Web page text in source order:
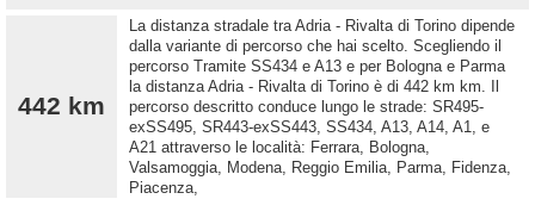
442 km
La distanza stradale tra Adria - Rivalta di Torino dipende
dalla variante di percorso che hai scelto. Scegliendo il
percorso Tramite SS434 e A13 e per Bologna e Parma
la distanza Adria - Rivalta di Torino è di 442 km km. Il
percorso descritto conduce lungo le strade: SR495-
exSS495, SR443-exSS443, SS434, A13, A14, A1, e
A21 attraverso le località: Ferrara, Bologna,
Valsamoggia, Modena, Reggio Emilia, Parma, Fidenza,
Piacenza,